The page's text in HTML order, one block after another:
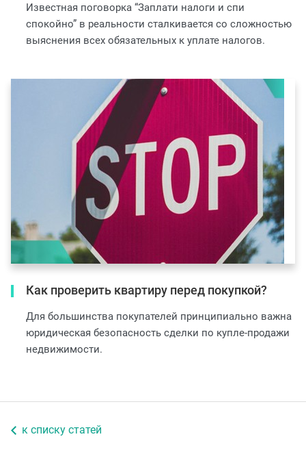
Известная поговорка “Заплати налоги и спи
спокойно” в реальности сталкивается со сложностью
выяснения всех обязательных к уплате налогов.
Как проверить квартиру перед покупкой?
Для большинства покупателей принципиально важна
юридическая безопасность сделки по купле-продажи
недвижимости.
к списку статей